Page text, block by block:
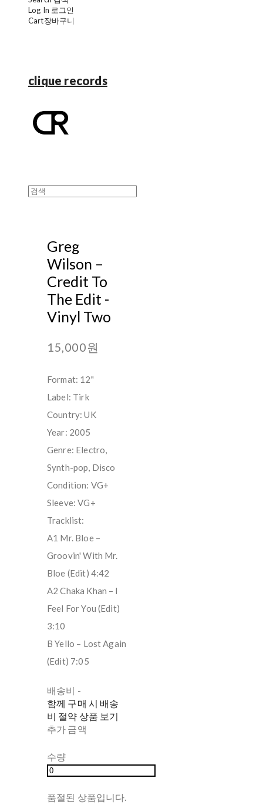
Log In 로그인
Cart장바구니
clique records
Greg
Wilson –
Credit To
The Edit -
Vinyl Two
15,000원
Format: 12"
Label: Tirk
Country: UK
Year: 2005
Genre: Electro,
Synth-pop, Disco
Condition: VG+
Sleeve: VG+
Tracklist:
A1 Mr. Bloe –
Groovin' With Mr.
Bloe (Edit) 4:42
A2 Chaka Khan – I
Feel For You (Edit)
3:10
B Yello – Lost Again
(Edit) 7:05
배송비 -
함께 구매 시 배송
비 절약 상품 보기
추가 금액
수량
품절된 상품입니다.